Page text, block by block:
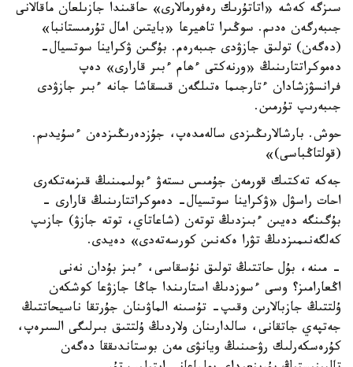
سىزگە كەشە «اتاتۇرىك رەفورمالارى» حاقىندا جازىلعان ماقالانى
جىبەرگەن ەدىم. سوڭىرا تاھيرعا «بايتىن امال تۇرمىستانبا»
(دەگەن) تولىق جازۋدى جىبەرەم. بۇگىن ۋكراينا سوتسيال-
دەموكراتتارىنىڭ «ورنەكتى ءھام ءبىر قارارى» دەپ
فرانسۋزشادان ءتارجىما ەتىلگەن قىسقاشا جانە ءبىر جازۋدى
جىبەرىپ تۇرمىن.
حوش. بارشالارىڭىزدى سالەمدەپ، جۇزدەرىڭىزدەن ءسۇيدىم.
(قولتاڭباسى)»
جەكە تەكتىك قورمەن جۇمىس ىستەۋ ءبولىمىنىڭ قىزمەتكەرى
احات راسۋل «ۋكراينا سوتسيال- دەموكراتتارىنىڭ قارارى -
بۇگىنگە دەيىن ءبىزدىڭ توتەن (شاعاتاي، توتە جازۋ) جازىپ
كەلگەنىمىزدىڭ تۋرا ەكەنىن كورسەتەدى» دەيدى.
- مىنە، بۇل حاتتىڭ تولىق نۇسقاسى، ءبىز بۇدان نەنى
اڭعارامىز؟ وسى ءسوزدىڭ استارىندا جاڭا جازۋعا كوشكەن
ۇلتتىڭ جازبالارىن وقىپ- تۇسىنە الماۋىنان جۇرتقا ناسيحاتتىڭ
جەتپەي جاتقانى، سالدارىنان ولاردىڭ ۇلتتىق بىرلىگى السىرەپ،
كۇرەسكەرلىك رۋحىنىڭ ويانۋى مەن بوستاندىققا دەگەن